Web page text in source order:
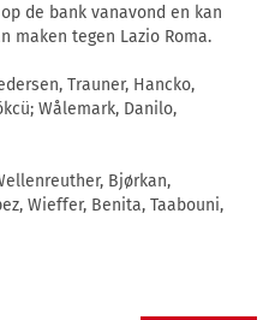
de bank vanavond en kan
maken tegen Lazio Roma.
Trauner, Hancko,
Wålemark, Danilo,
Bjørkan,
Wieffer, Benita, Taabouni,